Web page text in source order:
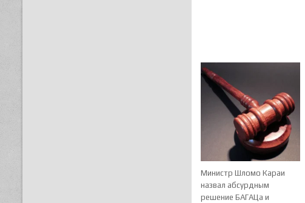
Министр Шломо Караи
назвал абсурдным
решение БАГАЦа и